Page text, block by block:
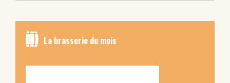
La brasserie du mois